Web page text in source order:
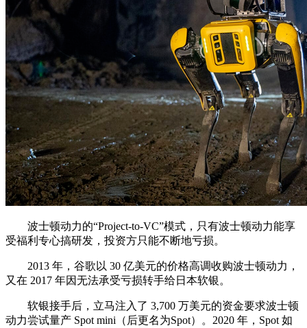
波士顿动力的“Project-to-VC”模式，只有波士顿动力能享
受福利专心搞研发，投资方只能不断地亏损。
2013 年，谷歌以 30 亿美元的价格高调收购波士顿动力，
又在 2017 年因无法承受亏损转手给日本软银。
软银接手后，立马注入了 3,700 万美元的资金要求波士顿
动力尝试量产 Spot mini（后更名为Spot）。2020 年，Spot 如